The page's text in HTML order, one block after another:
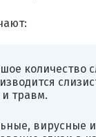
количество
травм.
вирусные